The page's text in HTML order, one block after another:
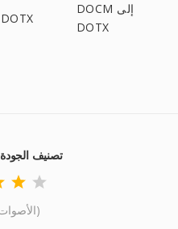
EPS إلى DOTX
DOCM إلى
DOTX
AI إلى DOTX تصنيف الجودة
(11 الأصوات)